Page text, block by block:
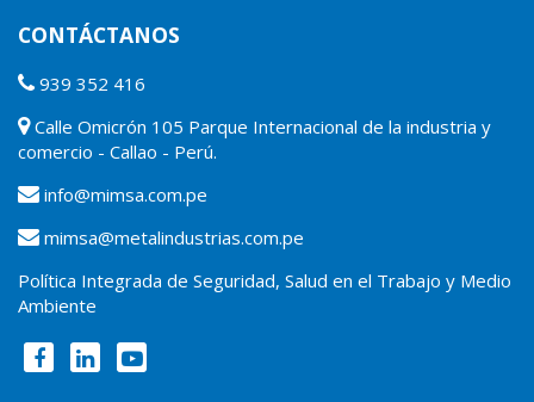
CONTÁCTANOS
939 352 416
Calle Omicrón 105 Parque Internacional de la industria y
comercio - Callao - Perú.
info@mimsa.com.pe
mimsa@metalindustrias.com.pe
Política Integrada de Seguridad, Salud en el Trabajo y Medio
Ambiente